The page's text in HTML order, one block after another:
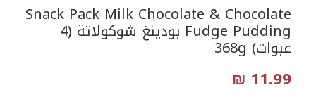
Snack Pack Milk Chocolate & Chocolate
Fudge Pudding بودينغ شوكولاتة (4
عبوات) 368g
₪ 11.99